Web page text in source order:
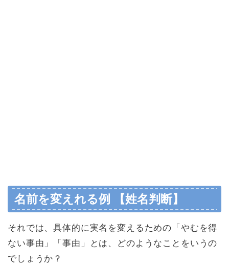
名前を変えれる例 【姓名判断】
それでは、具体的に実名を変えるための 「やむを得
ない事由」「事由」とは、どのようなことをいうの
でしょうか？